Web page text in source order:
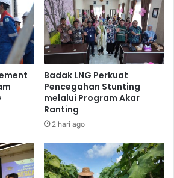
tersebut, Syarif melamar
LNG. Lima bulan bekerja sebagai
mencoba untuk mendaftar dalam
Trainee angkatan 11A. Syarif pun
peserta program Management
diangkat sebagai pekerja tetap
program tersebut.
Badak LNG Perkuat
Pencegahan Stunting
melalui Program Akar
Ranting
2 hari ago